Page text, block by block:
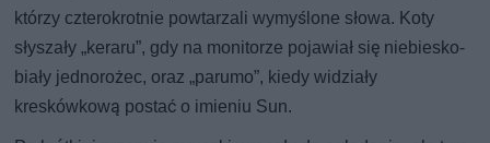
którzy czterokrotnie powtarzali wymyślone słowa. Koty
słyszały „keraru”, gdy na monitorze pojawiał się niebiesko-
biały jednorożec, oraz „parumo”, kiedy widziały
kreskówkową postać o imieniu Sun.